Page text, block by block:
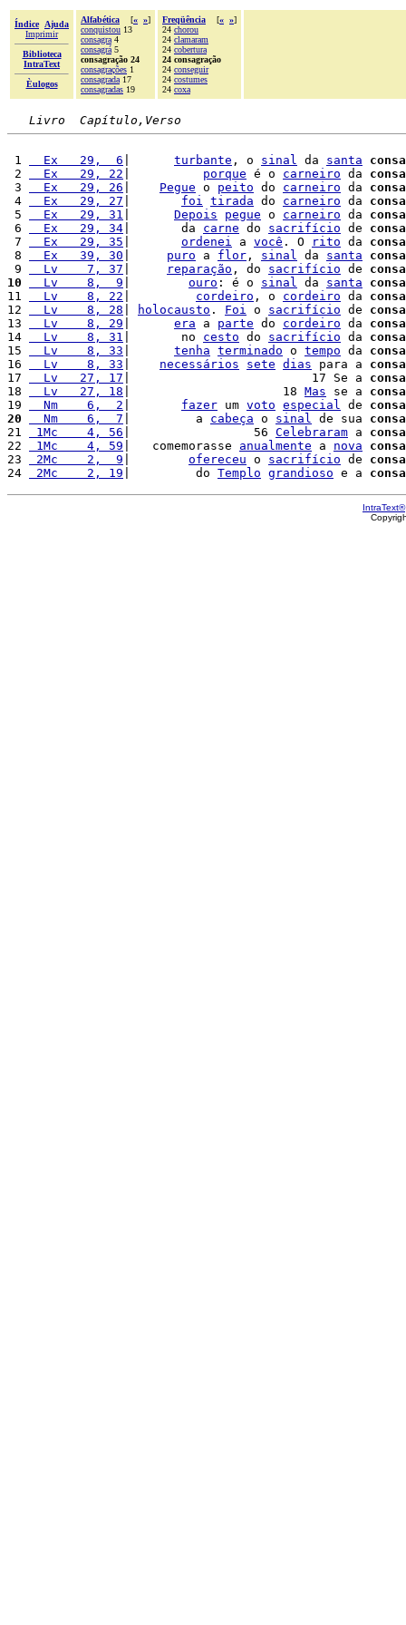
Índice
Ajuda
Imprimir
Biblioteca
IntraText
Èulogos
Alfabética [« »]
conquistou 13
consagra 4
consagrá 5
consagração 24
consagrações 1
consagrada 17
consagradas 19
Freqüência [« »]
24 chorou
24 clamaram
24 cobertura
24 consagração
24 conseguir
24 costumes
24 coxa
Livro  Capítulo,Verso
1
  Ex   29,  6
turbante , o sinal da santa
2
  Ex   29, 22
porque é o carneiro da
3
  Ex   29, 26
Pegue o peito do carneiro da
4
  Ex   29, 27
foi tirada do carneiro da
5
  Ex   29, 31
Depois pegue o carneiro da
6
  Ex   29, 34
|       da carne do sacrifício de
7
  Ex   29, 35
ordenei a você . O rito da
8
  Ex   39, 30
puro a flor , sinal da santa
9
  Lv    7, 37
reparação , do sacrifício de
10
  Lv    8,  9
ouro : é o sinal da santa
11
  Lv    8, 22
cordeiro , o cordeiro da
12
  Lv    8, 28
holocausto . Foi o sacrifício de
13
  Lv    8, 29
era a parte do cordeiro da
14
  Lv    8, 31
|       no cesto do sacrifício da
15
  Lv    8, 33
tenha terminado o tempo da
16
  Lv    8, 33
necessários sete dias para a
17
  Lv   27, 17
|                         17 Se a
18
  Lv   27, 18
|                     18 Mas se a
19
  Nm    6,  2
fazer um voto especial de
20
  Nm    6,  7
|         a cabeça o sinal de sua
21
1Mc    4, 56 |                 56 Celebraram a
22
1Mc    4, 59 |   comemorasse anualmente a nova
23
2Mc    2,  9 ofereceu o sacrifício de
24
2Mc    2, 19 |         do Templo grandioso e a
IntraText®